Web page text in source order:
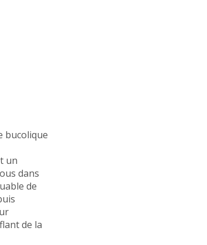
bucolique
un
dans
de
de la